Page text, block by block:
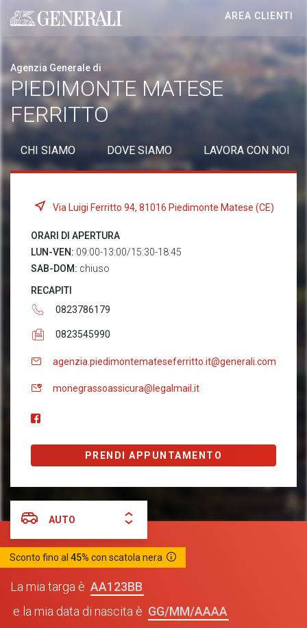
Generali logo
AREA CLIENTI
Agenzia Generale di
PIEDIMONTE MATESE
FERRITTO
CHI SIAMO DOVE SIAMO LAVORA CON NOI
Via Luigi Ferritto 94, 81016 Piedimonte Matese (CE)
ORARI DI APERTURA
LUN-VEN: 09:00-13:00/15:30-18:45
SAB-DOM: chiuso
RECAPITI
0823786179
0823545990
agenzia.piedimontemateseferritto.it@generali.com
monegrassoassicura@legalmail.it
PRENDI APPUNTAMENTO
AUTO
Sconto fino al 45% con scatola nera
La mia targa è
AA123BB
e la mia data di nascita è
GG/MM/AAAA